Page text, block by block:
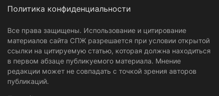
Политика конфиденциальности
Все права защищены. Использование и цитирование
материалов сайта СПЖ разрешается при условии открытой
ссылки на цитируемую статью, которая должна находиться
в первом абзаце публикуемого материала. Мнение
редакции может не совпадать с точкой зрения авторов
публикаций.